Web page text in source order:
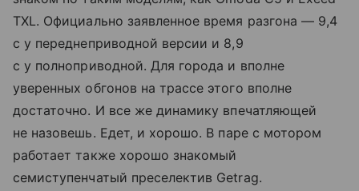
TXL. Официально заявленное время разгона — 9,4
с у переднеприводной версии и 8,9
с у полноприводной. Для города и вполне
уверенных обгонов на трассе этого вполне
достаточно. И все же динамику впечатляющей
не назовешь. Едет, и хорошо. В паре с мотором
работает также хорошо знакомый
семиступенчатый преселектив Getrag.